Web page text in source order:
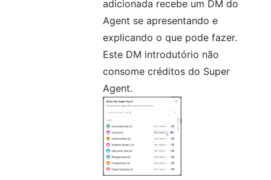
adicionada recebe um DM do
Agent se apresentando e
explicando o que pode fazer.
Este DM introdutório não
consome créditos do Super
Agent.